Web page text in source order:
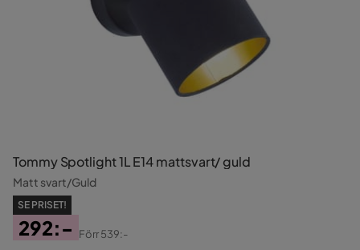
Tommy Spotlight 1L E14 mattsvart/ guld
Matt svart/Guld
SE PRISET!
292:-
Förr539:-